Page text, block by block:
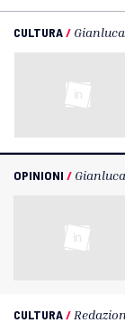
CULTURA/
OPINIONI /
CULTURA/